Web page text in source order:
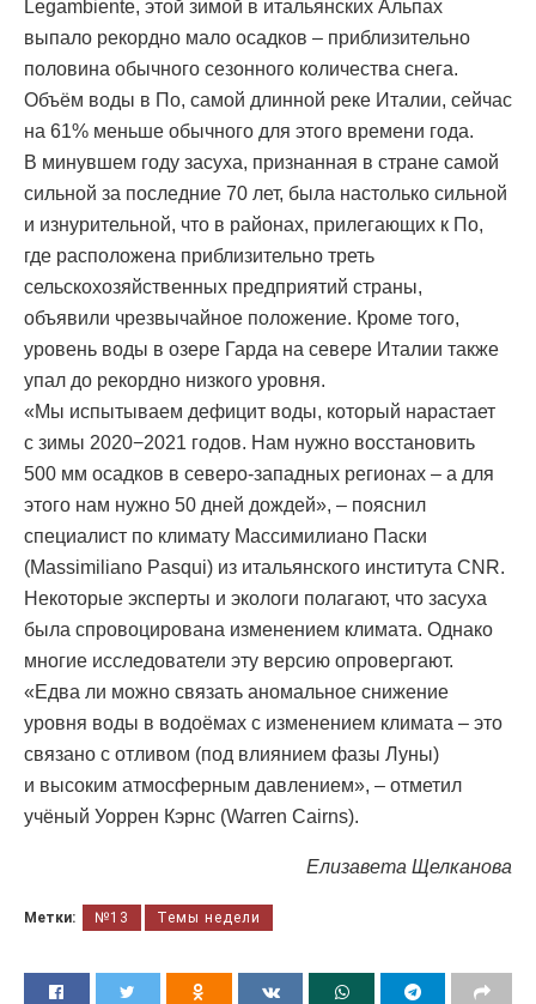
Legambiente, этой зимой в итальянских Альпах
выпало рекордно мало осадков – приблизительно
половина обычного сезонного количества снега.
Объём воды в По, самой длинной реке Италии, сейчас
на 61% меньше обычного для этого времени года.
В минувшем году засуха, признанная в стране самой
сильной за последние 70 лет, была настолько сильной
и изнурительной, что в районах, прилегающих к По,
где расположена приблизительно треть
сельскохозяйственных предприятий страны,
объявили чрезвычайное положение. Кроме того,
уровень воды в озере Гарда на севере Италии также
упал до рекордно низкого уровня.
«Мы испытываем дефицит воды, который нарастает
с зимы 2020−2021 годов. Нам нужно восстановить
500 мм осадков в северо-западных регионах – а для
этого нам нужно 50 дней дождей», – пояснил
специалист по климату Массимилиано Паски
(Massimiliano Pasqui) из итальянского института CNR.
Некоторые эксперты и экологи полагают, что засуха
была спровоцирована изменением климата. Однако
многие исследователи эту версию опровергают.
«Едва ли можно связать аномальное снижение
уровня воды в водоёмах с изменением климата – это
связано с отливом (под влиянием фазы Луны)
и высоким атмосферным давлением», – отметил
учёный Уоррен Кэрнс (Warren Cairns).
Елизавета Щелканова
Метки: №13 Темы недели